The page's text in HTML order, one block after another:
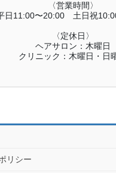
〈営業時間〉
日11:00〜20:00 土日祝
〈定休日〉
ヘアサロン：木曜日
クリニック：木曜日・日
リシー